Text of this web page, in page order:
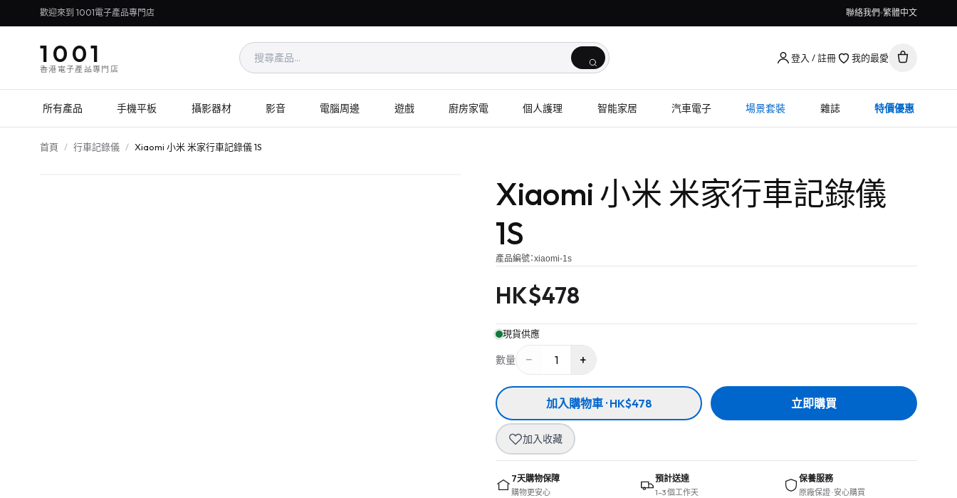
歡迎來到 1001電子產品專門店 聯絡我們 繁體中文
1001
香港電子產品專門店
登入 / 註冊 我的最愛
所有產品 手機平板 攝影器材 影音 電腦周邊 遊戲 廚房家電 個人護理 智能家居 汽車電子 場景套裝 雜誌 特價優惠
首頁 / 行車記錄儀 / Xiaomi 小米 米家行車記錄儀 1S
Xiaomi 小米 米家行車記錄儀
1S
產品編號：xiaomi-1s
HK$478
現貨供應
數量 − 1 +
加入購物車 · HK$478 立即購買
加入收藏
7天購物保障
購物更安心
預計送達
1–3 個工作天
保養服務
原廠保證 · 安心購買